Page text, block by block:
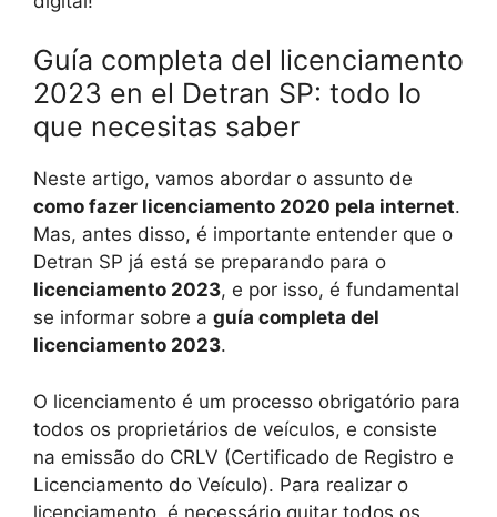
Guía completa del licenciamento
2023 en el Detran SP: todo lo
que necesitas saber
Neste artigo, vamos abordar o assunto de
como fazer licenciamento 2020 pela internet.
Mas, antes disso, é importante entender que o
Detran SP já está se preparando para o
licenciamento 2023, e por isso, é fundamental
se informar sobre a guía completa del
licenciamento 2023.
O licenciamento é um processo obrigatório para
todos os proprietários de veículos, e consiste
na emissão do CRLV (Certificado de Registro e
Licenciamento do Veículo). Para realizar o
licenciamento, é necessário quitar todos os